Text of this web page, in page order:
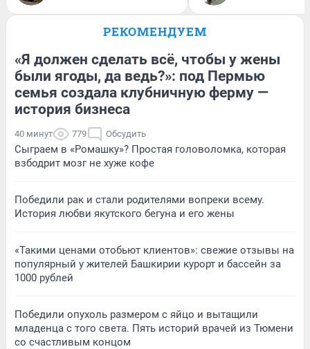
РЕКОМЕНДУЕМ
«Я должен сделать всё, чтобы у жены
были ягоды, да ведь?»: под Пермью
семья создала клубничную ферму —
история бизнеса
40 минут 779 Обсудить
Сыграем в «Ромашку»? Простая головоломка, которая
взбодрит мозг не хуже кофе
Победили рак и стали родителями вопреки всему.
История любви якутского бегуна и его жены
«Такими ценами отобьют клиентов»: свежие отзывы на
популярный у жителей Башкирии курорт и бассейн за
1000 рублей
Победили опухоль размером с яйцо и вытащили
младенца с того света. Пять историй врачей из Тюмени
со счастливым концом